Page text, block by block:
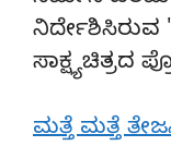
ನಿರ್ದೇಶಿಸಿರುವ
ಸಾಕ್ಷ್ಯಚಿತ್ರದ
ಮತ್ತೆ ಮತ್ತೆ